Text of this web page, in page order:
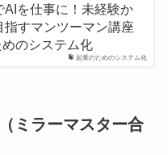
起業のためのシステム化
AIを仕事に！未経験か
指すマンツーマン講座
のシステム化
ミラーマスター合